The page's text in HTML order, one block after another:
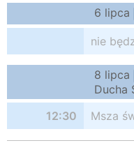
6 lipca
nie
8 lipca
Ducha
12:30
Msza